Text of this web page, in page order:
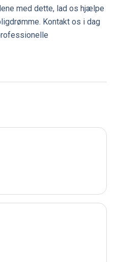
med dette, lad os hjælpe
Kontakt os i dag